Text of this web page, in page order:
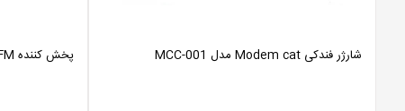
شارژر فندکی Modem cat مدل MCC-001 پخش کننده FM خودرو ارلدام مدل Et-M71